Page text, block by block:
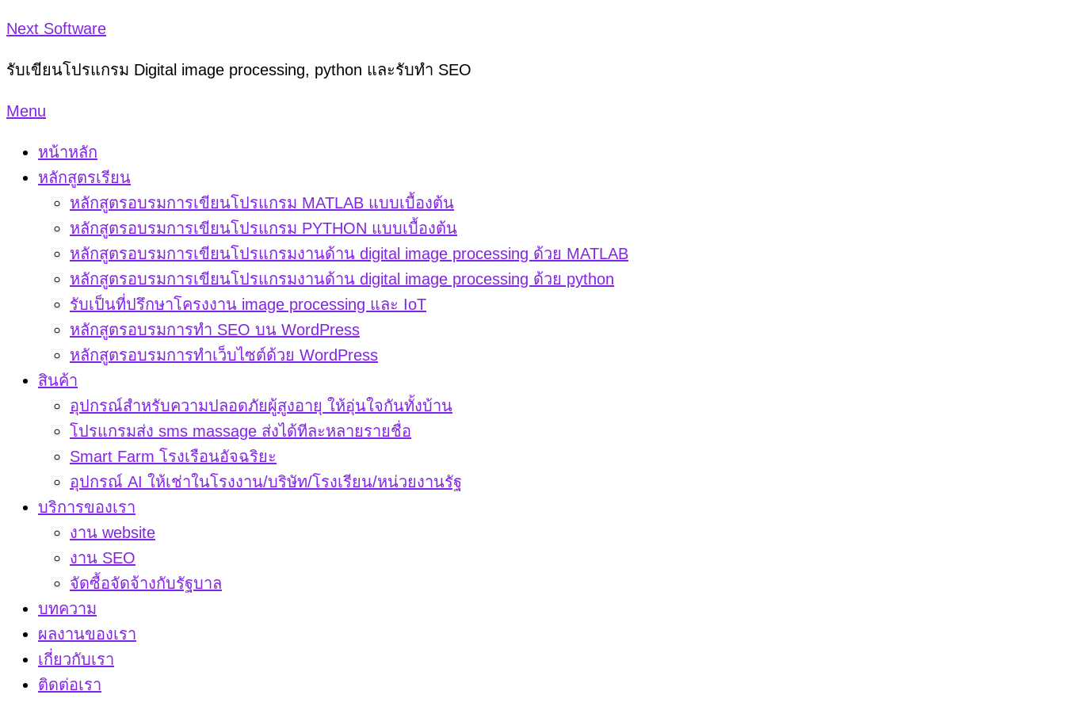
Skip
content
Next Software
รับเขียนโปรแกรม Digital image processing, python และรับทำ SEO
Menu
หน้าหลัก
หลักสูตรเรียน
หลักสูตรอบรมการเขียนโปรแกรม MATLAB แบบเบื้องต้น
หลักสูตรอบรมการเขียนโปรแกรม PYTHON แบบเบื้องต้น
หลักสูตรอบรมการเขียนโปรแกรมงานด้าน digital image processing ด้วย MATLAB
หลักสูตรอบรมการเขียนโปรแกรมงานด้าน digital image processing ด้วย python
รับเป็นที่ปรึกษาโครงงาน image processing และ IoT
หลักสูตรอบรมการทำ SEO บน WordPress
หลักสูตรอบรมการทำเว็บไซต์ด้วย WordPress
สินค้า
อุปกรณ์สำหรับความปลอดภัยผู้สูงอายุ ให้อุ่นใจกันทั้งบ้าน
โปรแกรมส่ง sms massage ส่งได้ทีละหลายรายชื่อ
Smart Farm โรงเรือนอัจฉริยะ
อุปกรณ์ AI ให้เช่าในโรงงาน/บริษัท/โรงเรียน/หน่วยงานรัฐ
บริการของเรา
งาน website
งาน SEO
จัดซื้อจัดจ้างกับรัฐบาล
บทความ
ผลงานของเรา
เกี่ยวกับเรา
ติดต่อเรา